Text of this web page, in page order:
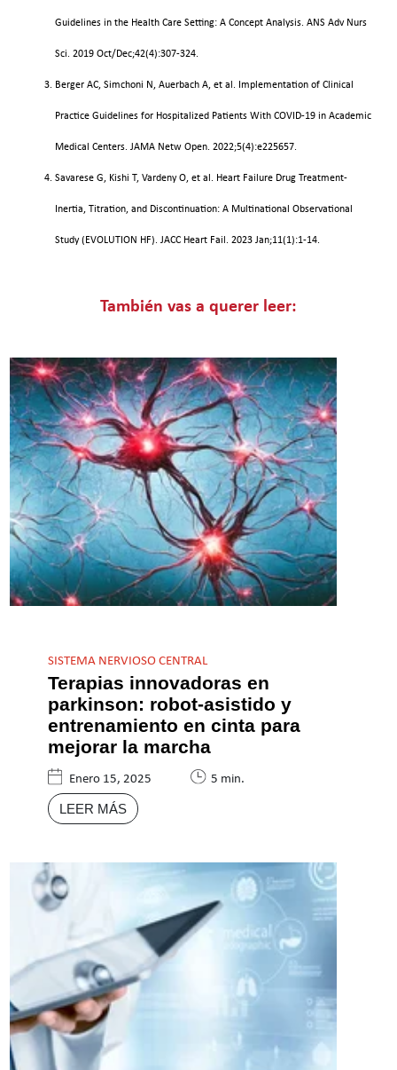
Guidelines in the Health Care Setting: A Concept Analysis. ANS Adv Nurs
Sci. 2019 Oct/Dec;42(4):307-324.
Berger AC, Simchoni N, Auerbach A, et al. Implementation of Clinical
Practice Guidelines for Hospitalized Patients With COVID-19 in Academic
Medical Centers. JAMA Netw Open. 2022;5(4):e225657.
Savarese G, Kishi T, Vardeny O, et al. Heart Failure Drug Treatment-
Inertia, Titration, and Discontinuation: A Multinational Observational
Study (EVOLUTION HF). JACC Heart Fail. 2023 Jan;11(1):1-14.
También vas a querer leer:
SISTEMA NERVIOSO CENTRAL
Terapias innovadoras en
parkinson: robot-asistido y
entrenamiento en cinta para
mejorar la marcha
Enero 15, 2025 5 min.
LEER MÁS